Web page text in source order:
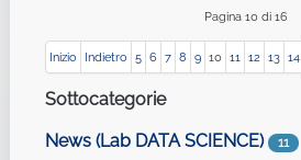
Pagina 10 di 16
Inizio Indietro 5 6 7 8 9 10 11 12 13 14
Sottocategorie
News (Lab DATA SCIENCE)
11